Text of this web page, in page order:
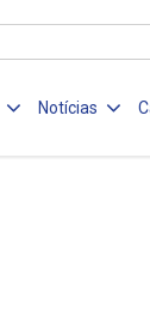
Notícias